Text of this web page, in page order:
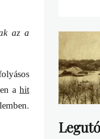
az a
ahit